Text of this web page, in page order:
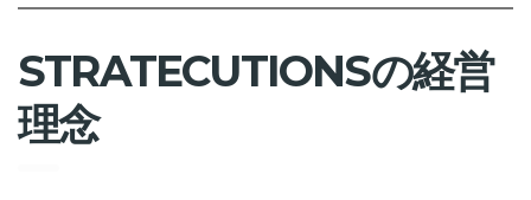
STRATECUTIONSの経営
理念